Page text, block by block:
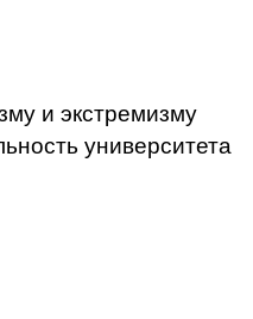
и экстремизму
университета